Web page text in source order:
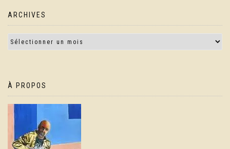
ARCHIVES
À PROPOS